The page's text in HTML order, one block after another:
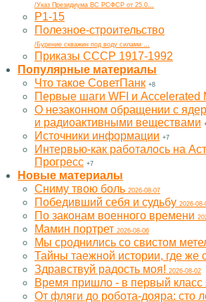
/Указ Президиума ВС РСФСР от 25.0...
Р1-15
Полезное-строительство
/Бурение скважин под воду силами ...
Приказы СССР 1917-1992
Популярные материалы
Что такое СоветПанк +8
Первые шаги WFI и Accelerated
О незаконном обращении с
и радиоактивными веществами
Источники информации +7
Интервью-как работалось на
Прогресс +7
Новые материалы
Cниму твою боль 2026-08-07
Победивший себя и судьбу 2026-08-
По законам военного времени
Мамин портрет 2026-08-06
Мы сроднились со свистом
Тайны таежной истории, где же
Здравствуй радость моя! 2026-08-02
Время пришло - в первый класс
От фляги до робота-дояра: сто